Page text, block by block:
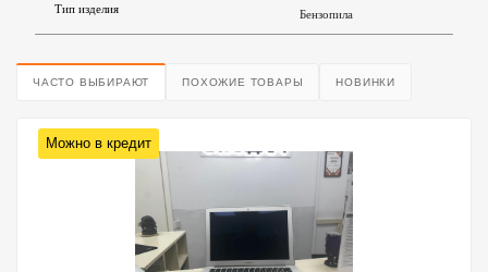
Тип изделия Бензопила
ЧАСТО ВЫБИРАЮТ ПОХОЖИЕ ТОВАРЫ НОВИНКИ
Можно в кредит